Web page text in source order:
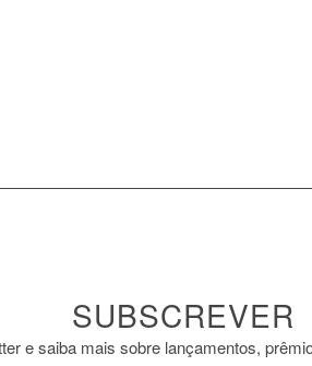
SUBSCREVER
e saiba mais sobre lançamentos,